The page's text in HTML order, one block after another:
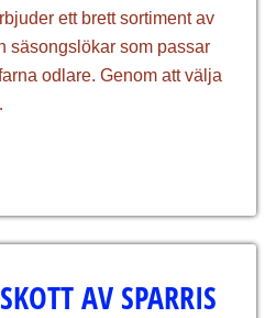
ett brett sortiment av
säsongslökar som passar
odlare. Genom att välja
AV SPARRIS